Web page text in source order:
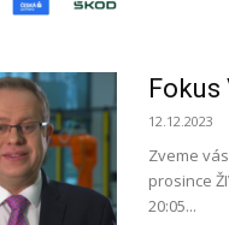
Fokus
12.12.2023
Zveme
prosince
20:05...